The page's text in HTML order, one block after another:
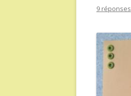
9 réponses